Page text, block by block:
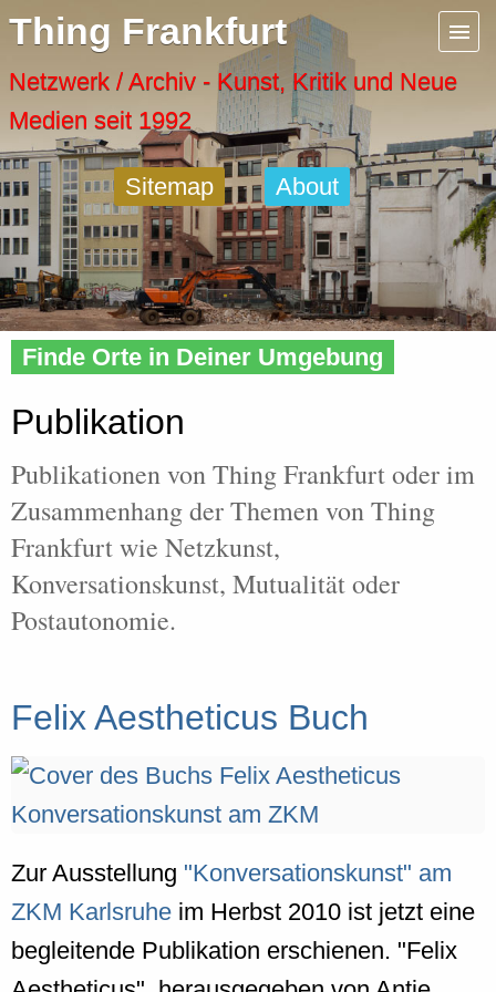
Thing Frankfurt
Netzwerk / Archiv - Kunst, Kritik und Neue
Medien seit 1992
Sitemap About
Home»Tags» Publikation
Finde Orte in Deiner Umgebung
Publikation
Publikationen von Thing Frankfurt oder im
Zusammenhang der Themen von Thing
Frankfurt wie Netzkunst,
Konversationskunst, Mutualität oder
Postautonomie.
Felix Aestheticus Buch
Zur Ausstellung "Konversationskunst" am
ZKM Karlsruhe im Herbst 2010 ist jetzt eine
begleitende Publikation erschienen. "Felix
Menu
Artspaces
Cool Places
Frankfurt Diary
Activity
Recent Posts